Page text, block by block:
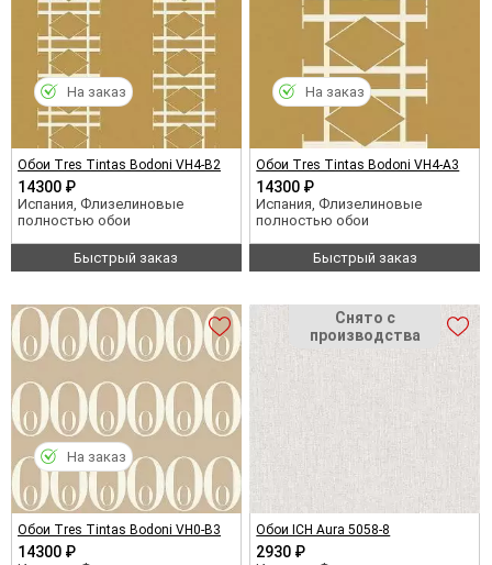
Обои Tres Tintas Bodoni VH4-B2
14300 ₽
Испания, Флизелиновые
полностью обои
Быстрый заказ
На заказ
Обои Tres Tintas Bodoni VH4-A3
14300 ₽
Испания, Флизелиновые
полностью обои
Быстрый заказ
На заказ
Обои Tres Tintas Bodoni VH0-B3
14300 ₽
На заказ
Обои ICH Aura 5058-8
2930 ₽